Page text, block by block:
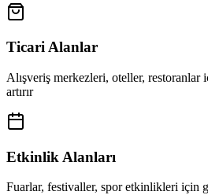
Ticari Alanlar
Alışveriş merkezleri, oteller, restoranlar
artırır
Etkinlik Alanları
Fuarlar, festivaller, spor etkinlikleri için